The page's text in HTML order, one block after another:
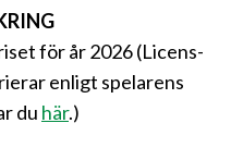
för år 2026 (Licens-
enligt spelarens
du här.)